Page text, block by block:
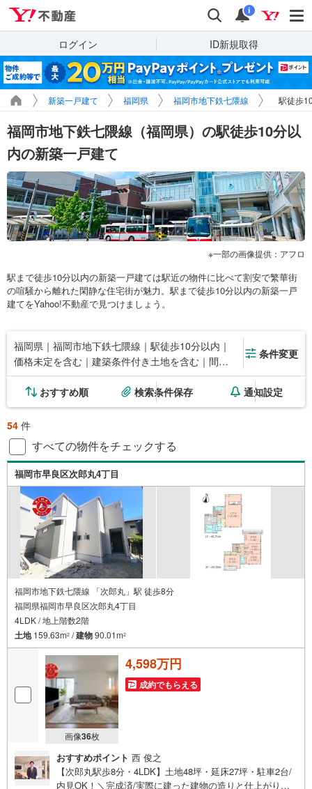
検索 通知
i
ログイン ID新規取得
新築一戸建て 福岡県 福岡市地下鉄七隈線 駅徒歩
福岡市地下鉄七隈線（福岡県）の駅徒歩10分以
内の新築一戸建て
一部の画像提供：アフロ
駅まで徒歩10分以内の新築一戸建ては駅近の物件に比べて割安で繁華街
の喧騒から離れた閑静な住宅街が魅力。駅まで徒歩10分以内の新築一戸
建てをYahoo!不動産で見つけましょう。
福岡県｜福岡市地下鉄七隈線｜駅徒歩10分以内｜
価格未定を含む｜建築条件付き土地を含む｜間取
り未定を含む
条件変更
おすすめ順 検索条件保存 通知設定
54 件
すべての物件をチェックする
福岡市早良区次郎丸4丁目
福岡市地下鉄七隈線 「次郎丸」駅 徒歩8分
福岡県福岡市早良区次郎丸4丁目
4LDK / 地上階数2階
土地159.63m2 /建物90.01m2
画像36枚
4,598万円
成約でもらえる
おすすめポイント 西 俊之
【次郎丸駅歩8分・4LDK】土地48坪・延床27坪・駐車2台/
内見OK！＼完成済/実際に建った建物の造りと仕上がり